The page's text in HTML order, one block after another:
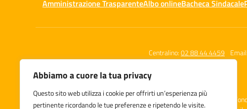
Abbiamo a cuore la tua privacy
Questo sito web utilizza i cookie per offrirti un’esperienza più
pertinente ricordando le tue preferenze e ripetendo le visite.
Amministrazione TrasparenteAlbo onlineBacheca Sindacale
Centralino:02 88 44 4459 Email:
Istituto Comprensivo Statale